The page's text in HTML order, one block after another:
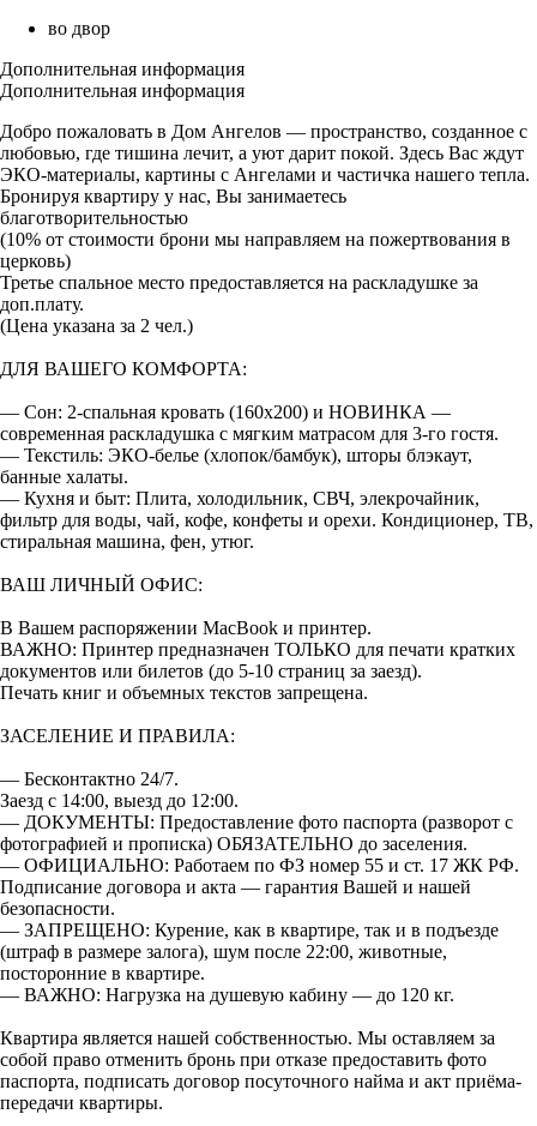
во двор
Дополнительная информация
Дополнительная информация
Добро пожаловать в Дом Ангелов — пространство, созданное с
любовью, где тишина лечит, а уют дарит покой. Здесь Вас ждут
ЭКО-материалы, картины с Ангелами и частичка нашего тепла.
Бронируя квартиру у нас, Вы занимаетесь
благотворительностью
(10% от стоимости брони мы направляем на пожертвования в
церковь)
Третье спальное место предоставляется на раскладушке за
доп.плату.
(Цена указана за 2 чел.)
ДЛЯ ВАШЕГО КОМФОРТА:
— Сон: 2-спальная кровать (160х200) и НОВИНКА —
современная раскладушка с мягким матрасом для 3-го гостя.
— Текстиль: ЭКО-белье (хлопок/бамбук), шторы блэкаут,
банные халаты.
— Кухня и быт: Плита, холодильник, СВЧ, элекрочайник,
фильтр для воды, чай, кофе, конфеты и орехи. Кондиционер, ТВ,
стиральная машина, фен, утюг.
ВАШ ЛИЧНЫЙ ОФИС:
В Вашем распоряжении MacBook и принтер.
ВАЖНО: Принтер предназначен ТОЛЬКО для печати кратких
документов или билетов (до 5-10 страниц за заезд).
Печать книг и объемных текстов запрещена.
ЗАСЕЛЕНИЕ И ПРАВИЛА:
— Бесконтактно 24/7.
Заезд с 14:00, выезд до 12:00.
— ДОКУМЕНТЫ: Предоставление фото паспорта (разворот с
фотографией и прописка) ОБЯЗАТЕЛЬНО до заселения.
— ОФИЦИАЛЬНО: Работаем по ФЗ номер 55 и ст. 17 ЖК РФ.
Подписание договора и акта — гарантия Вашей и нашей
безопасности.
— ЗАПРЕЩЕНО: Курение, как в квартире, так и в подъезде
(штраф в размере залога), шум после 22:00, животные,
посторонние в квартире.
— ВАЖНО: Нагрузка на душевую кабину — до 120 кг.
Квартира является нашей собственностью. Мы оставляем за
собой право отменить бронь при отказе предоставить фото
паспорта, подписать договор посуточного найма и акт приёма-
передачи квартиры.